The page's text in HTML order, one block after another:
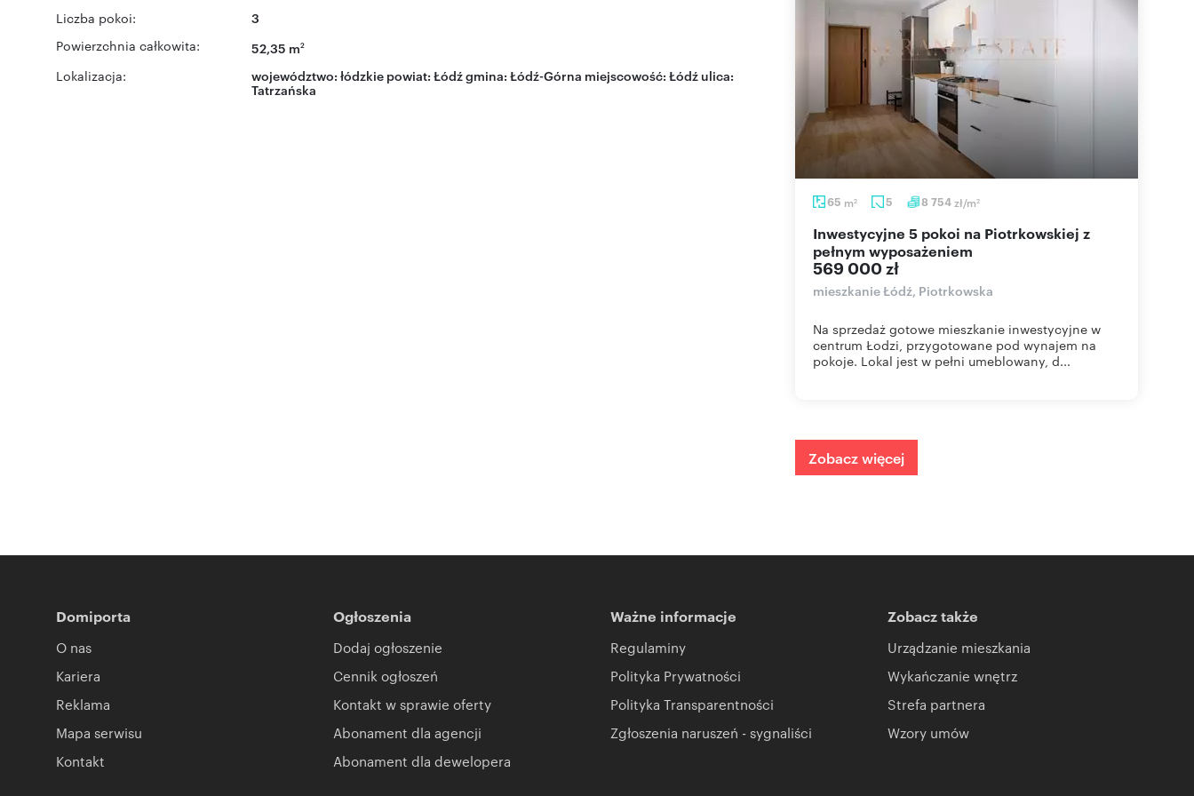
Liczba pokoi: 3
Powierzchnia całkowita: 52,35 m2
Lokalizacja: województwo: łódzkie powiat: Łódźgmina: Łódź-Górna miejscowość: Łódź ulica:
Tatrzańska
65 m2 5 8 754zł/m2
Inwestycyjne 5 pokoi na Piotrkowskiej z
pełnym wyposażeniem
569 000 zł
mieszkanie Łódź, Piotrkowska
Na sprzedaż gotowe mieszkanie inwestycyjne w
centrum Łodzi, przygotowane pod wynajem na
pokoje. Lokal jest w pełni umeblowany, d...
Zobacz więcej
Domiporta
O nas
Kariera
Reklama
Mapa serwisu
Kontakt
Ogłoszenia
Dodaj ogłoszenie
Cennik ogłoszeń
Kontakt w sprawie oferty
Abonament dla agencji
Abonament dla dewelopera
Ważne informacje
Regulaminy
Polityka Prywatności
Polityka Transparentności
Zgłoszenia naruszeń - sygnaliści
Zobacz także
Urządzanie mieszkania
Wykańczanie wnętrz
Strefa partnera
Wzory umów